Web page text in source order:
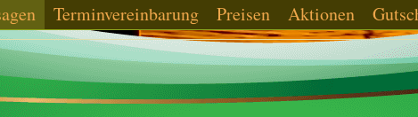
Terminvereinbarung Preisen Aktionen